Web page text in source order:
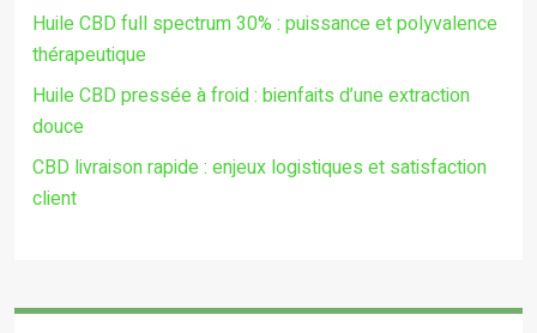
Huile CBD full spectrum 30% : puissance et polyvalence
thérapeutique
Huile CBD pressée à froid : bienfaits d’une extraction
douce
CBD livraison rapide : enjeux logistiques et satisfaction
client